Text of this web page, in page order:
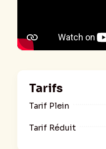
Tarifs
Tarif Plein
Tarif Réduit